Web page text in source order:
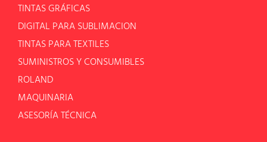
TINTAS GRÁFICAS
DIGITAL PARA SUBLIMACION
TINTAS PARA TEXTILES
SUMINISTROS Y CONSUMIBLES
ROLAND
MAQUINARIA
ASESORÍA TÉCNICA